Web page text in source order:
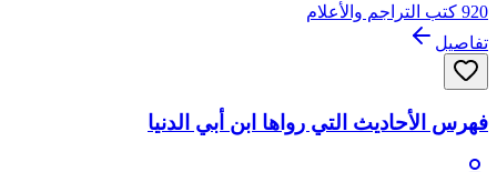
920 كتب التراجم والأعلام
تفاصيل
فهرس الأحاديث التي رواها ابن أبي الدنيا